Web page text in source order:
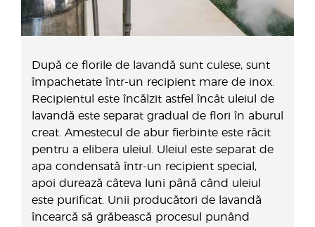
După ce florile de lavandă sunt culese, sunt
împachetate într-un recipient mare de inox.
Recipientul este încălzit astfel încât uleiul de
lavandă este separat gradual de flori în aburul
creat. Amestecul de abur fierbinte este răcit
pentru a elibera uleiul. Uleiul este separat de
apa condensată într-un recipient special,
apoi durează câteva luni până când uleiul
este purificat. Unii producători de lavandă
încearcă să grăbească procesul punând